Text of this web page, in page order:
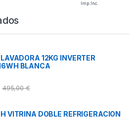
Imp. Inc.
12KG INVERTER
BLANCA
495,00€
VITRINA DOBLE REFRIGERACION